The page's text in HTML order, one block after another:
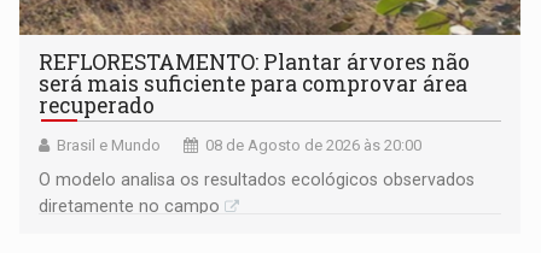
REFLORESTAMENTO: Plantar árvores não
será mais suficiente para comprovar área
recuperado
Brasil e Mundo 08 de Agosto de 2026 às 20:00
O modelo analisa os resultados ecológicos observados
diretamente no campo